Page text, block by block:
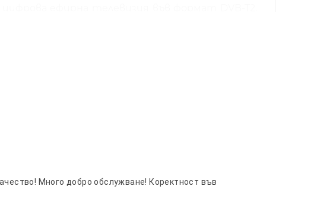
възползват от сръбската ефирна телевизия,
да се направи за закупуването на DVB-T2
чрез DVB-T2 приемника ВИЕ ще можете да
телевизия е на много високо ниво и повечето
е рентабилна, защото рано или късно
нов приемник за новия формат. Важно
T2 сигнал!
цена
Много добро обслужване! Коректност във